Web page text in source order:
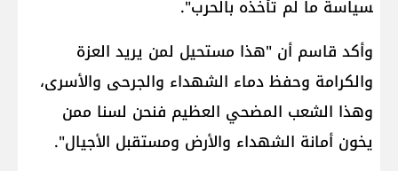
سياسة​ ما لم تأخذه بالحرب".
وأكد قاسم أن "هذا مستحيل لمن يريد العزة
والكرامة وحفظ دماء الشهداء والجرحى والأسرى،
وهذا الشعب المضحي العظيم فنحن لسنا ممن
يخون أمانة الشهداء والأرض ومستقبل الأجيال".